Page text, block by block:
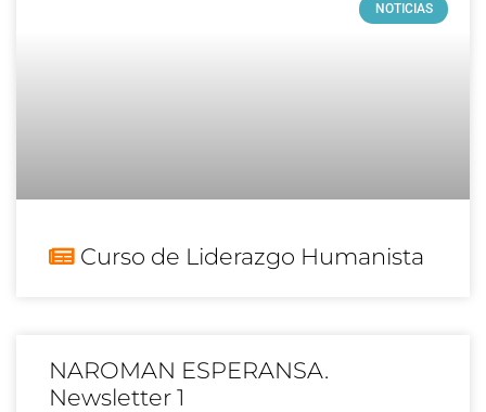
NOTICIAS
Curso de Liderazgo Humanista
NAROMAN ESPERANSA.
Newsletter 1